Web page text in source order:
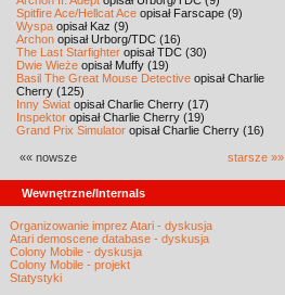
Spitfire Ace/Hellcat Ace opisał Farscape (9)
Wyspa opisał Kaz (9)
Archon opisał Urborg/TDC (16)
The Last Starfighter opisał TDC (30)
Dwie Wieże opisał Muffy (19)
Basil The Great Mouse Detective opisał Charlie
Cherry (125)
Inny Świat opisał Charlie Cherry (17)
Inspektor opisał Charlie Cherry (19)
Grand Prix Simulator opisał Charlie Cherry (16)
«« nowsze starsze »»
Wewnętrzne/Internals
Organizowanie imprez Atari - dyskusja
Atari demoscene database - dyskusja
Colony Mobile - dyskusja
Colony Mobile - projekt
Statystyki